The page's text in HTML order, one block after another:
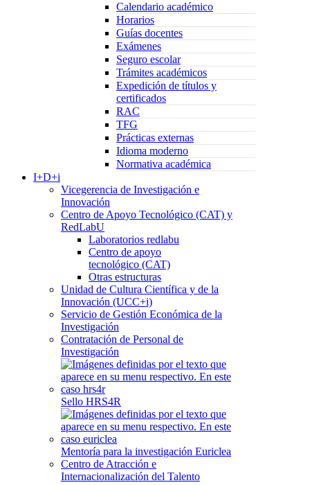
Calendario académico
Horarios
Guías docentes
Exámenes
Seguro escolar
Trámites académicos
Expedición de títulos y
certificados
RAC
TFG
Prácticas externas
Idioma moderno
Normativa académica
I+D+i
Vicegerencia de Investigación e
Innovación
Centro de Apoyo Tecnológico (CAT) y
RedLabU
Laboratorios redlabu
Centro de apoyo
tecnológico (CAT)
Otras estructuras
Unidad de Cultura Científica y de la
Innovación (UCC+i)
Servicio de Gestión Económica de la
Investigación
Contratación de Personal de
Investigación
Sello HRS4R
Mentoría para la investigación Euriclea
Centro de Atracción e
Internacionalización del Talento